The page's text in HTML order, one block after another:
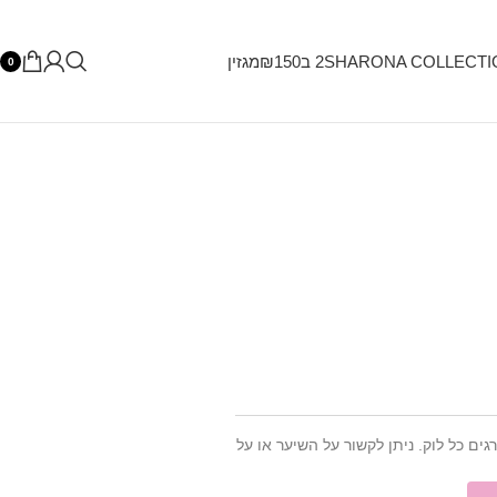
SHARONA2 ב₪150 מגזין 0
כל לוק. ניתן לקשור על השיער או על